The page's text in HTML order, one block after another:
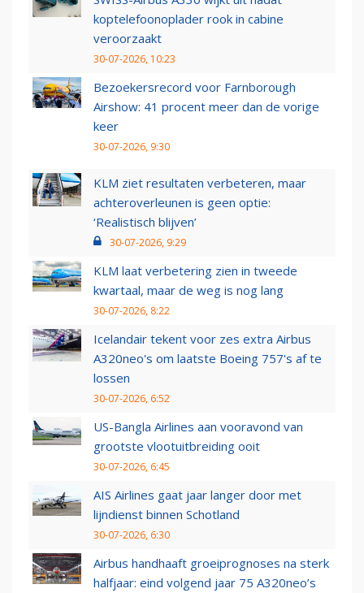
koptelefoonoplader rook in cabine
veroorzaakt
30-07-2026, 10:23
Bezoekersrecord voor Farnborough
Airshow: 41 procent meer dan de vorige
keer
30-07-2026, 9:30
KLM ziet resultaten verbeteren, maar
achteroverleunen is geen optie:
‘Realistisch blijven’
30-07-2026, 9:29
KLM laat verbetering zien in tweede
kwartaal, maar de weg is nog lang
30-07-2026, 8:22
Icelandair tekent voor zes extra Airbus
A320neo's om laatste Boeing 757's af te
lossen
30-07-2026, 6:52
US-Bangla Airlines aan vooravond van
grootste vlootuitbreiding ooit
30-07-2026, 6:45
AIS Airlines gaat jaar langer door met
lijndienst binnen Schotland
30-07-2026, 6:30
Airbus handhaaft groeiprognoses na sterk
halfjaar: eind volgend jaar 75 A320neo’s